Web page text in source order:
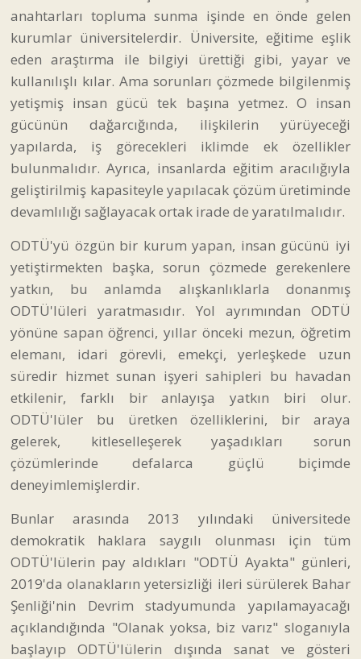
anahtarları topluma sunma işinde en önde gelen
kurumlar üniversitelerdir. Üniversite, eğitime eşlik
eden araştırma ile bilgiyi ürettiği gibi, yayar ve
kullanılışlı kılar. Ama sorunları çözmede bilgilenmiş
yetişmiş insan gücü tek başına yetmez. O insan
gücünün dağarcığında, ilişkilerin yürüyeceği
yapılarda, iş görecekleri iklimde ek özellikler
bulunmalıdır. Ayrıca, insanlarda eğitim aracılığıyla
geliştirilmiş kapasiteyle yapılacak çözüm üretiminde
devamlılığı sağlayacak ortak irade de yaratılmalıdır.
ODTÜ'yü özgün bir kurum yapan, insan gücünü iyi
yetiştirmekten başka, sorun çözmede gerekenlere
yatkın, bu anlamda alışkanlıklarla donanmış
ODTÜ'lüleri yaratmasıdır. Yol ayrımından ODTÜ
yönüne sapan öğrenci, yıllar önceki mezun, öğretim
elemanı, idari görevli, emekçi, yerleşkede uzun
süredir hizmet sunan işyeri sahipleri bu havadan
etkilenir, farklı bir anlayışa yatkın biri olur.
ODTÜ'lüler bu üretken özelliklerini, bir araya
gelerek, kitleselleşerek yaşadıkları sorun
çözümlerinde defalarca güçlü biçimde
deneyimlemişlerdir.
Bunlar arasında 2013 yılındaki üniversitede
demokratik haklara saygılı olunması için tüm
ODTÜ'lülerin pay aldıkları "ODTÜ Ayakta" günleri,
2019'da olanakların yetersizliği ileri sürülerek Bahar
Şenliği'nin Devrim stadyumunda yapılamayacağı
açıklandığında "Olanak yoksa, biz varız" sloganıyla
başlayıp ODTÜ'lülerin dışında sanat ve gösteri